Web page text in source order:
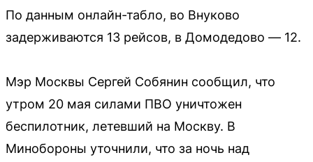
По данным онлайн-табло, во Внуково
задерживаются 13 рейсов, в Домодедово — 12.
Мэр Москвы Сергей Собянин сообщил, что
утром 20 мая силами ПВО уничтожен
беспилотник, летевший на Москву. В
Минобороны уточнили, что за ночь над